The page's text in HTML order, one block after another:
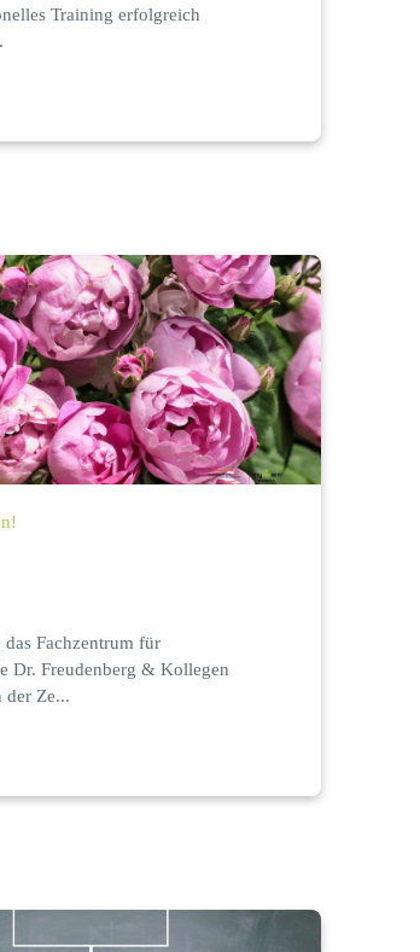
Training erfolgreich
das Fachzentrum für
Dr. Freudenberg & Kollegen
der Ze...